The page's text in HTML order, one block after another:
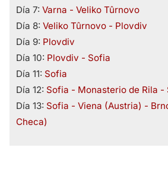
Día 7: Varna - Veliko Tûrnovo
Día 8: Veliko Tûrnovo - Plovdiv
Día 9: Plovdiv
Día 10: Plovdiv - Sofia
Día 11: Sofia
Día 12: Sofia - Monasterio de Rila -
Día 13: Sofia - Viena (Austria) -
Checa)